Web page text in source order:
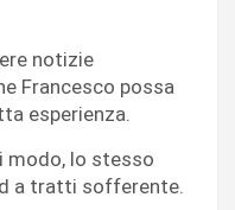
notizie
Francesco possa
esperienza.
modo, lo stesso
a tratti sofferente.